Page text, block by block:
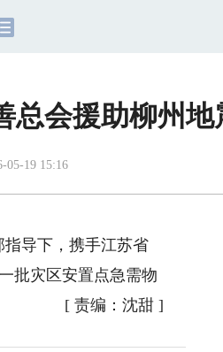
总会援助柳州地
05-19 15:16
导下，携手江苏省
批灾区安置点急需物
[ 责编：沈甜 ]